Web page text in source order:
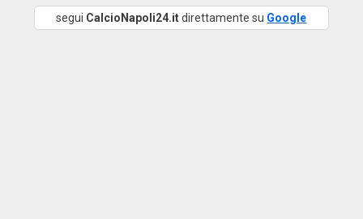
segui CalcioNapoli24.itdirettamente su Google